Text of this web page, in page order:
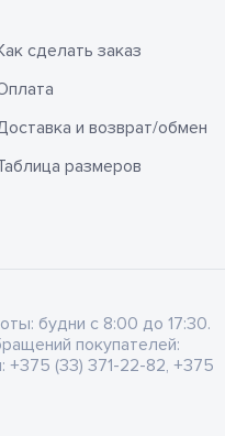
сделать заказ
и возврат/обмен
размеров
будни с 8:00 до 17:30.
покупателей:
+375 (33) 371-22-82, +375